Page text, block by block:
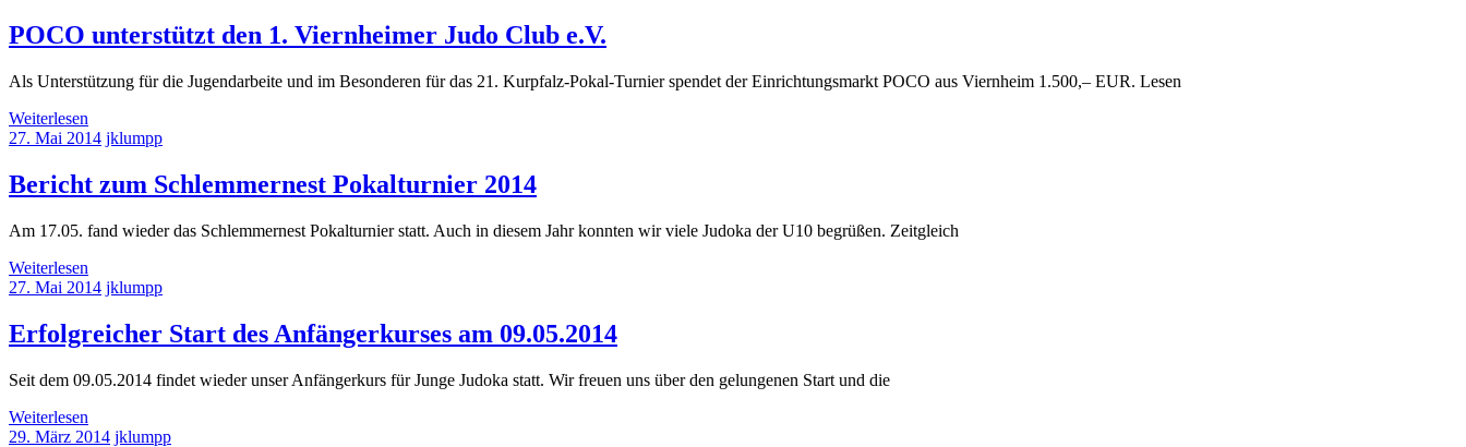
POCO unterstützt den 1. Viernheimer Judo Club e.V.
Als Unterstützung für die Jugendarbeite und im Besonderen für das 21. Kurpfalz-Pokal-Turnier spendet der Einrichtungsmarkt POCO aus Viernheim 1.500,– EUR. Lesen
Weiterlesen
27. Mai 2014 jklumpp
Bericht zum Schlemmernest Pokalturnier 2014
Am 17.05. fand wieder das Schlemmernest Pokalturnier statt. Auch in diesem Jahr konnten wir viele Judoka der U10 begrüßen. Zeitgleich
Weiterlesen
27. Mai 2014 jklumpp
Erfolgreicher Start des Anfängerkurses am 09.05.2014
Seit dem 09.05.2014 findet wieder unser Anfängerkurs für Junge Judoka statt. Wir freuen uns über den gelungenen Start und die
Weiterlesen
29. März 2014 jklumpp